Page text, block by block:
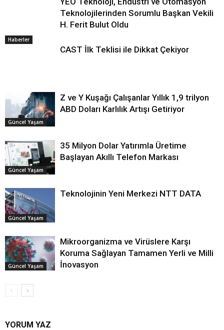
Teknolojilerinden Sorumlu Başkan Vekili
H. Ferit Bulut Oldu
Haberler
CAST İlk Teklisi ile Dikkat Çekiyor
Güncel Yaşam
Z ve Y Kuşağı Çalışanlar Yıllık 1,9 trilyon
ABD Doları Karlılık Artışı Getiriyor
Güncel Yaşam
35 Milyon Dolar Yatırımla Üretime
Başlayan Akıllı Telefon Markası
Güncel Yaşam
Teknolojinin Yeni Merkezi NTT DATA
Güncel Yaşam
Mikroorganizma ve Virüslere Karşı
Koruma Sağlayan Tamamen Yerli ve Milli
İnovasyon
YORUM YAZ